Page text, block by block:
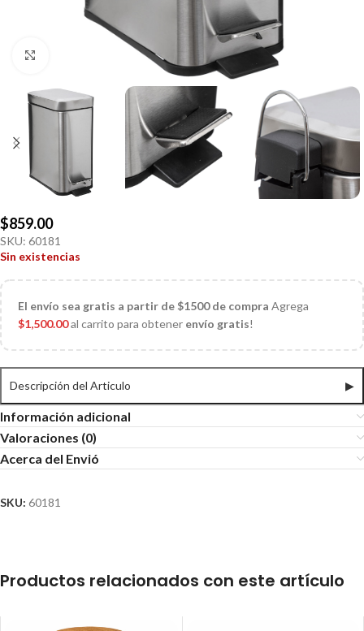
$859.00
SKU: 60181
Sin existencias
El envío sea gratis a partir de $1500 de compra Agrega
$1,500.00al carrito para obtener envío gratis!
Descripción del Articulo ▶
Información adicional
Valoraciones (0)
Acerca del Envió
SKU: 60181
Productos relacionados con este artículo